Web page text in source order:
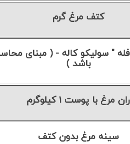
کتف مرغ گرم
باشد )
ران مرغ با پوست 1 کیلوگرم
سینه مرغ بدون کتف